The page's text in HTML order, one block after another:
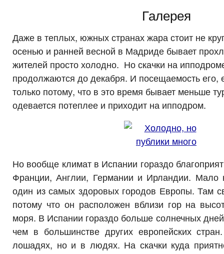
Галерея
Даже в теплых, южных странах жара стоит не
осенью и ранней весной в Мадриде бывает
жителей просто холодно. Но скачки на
продолжаются до декабря. И посещаемость его,
только потому, что в это время бывает меньше
одевается потеплее и приходит на ипподром.
Но вообще климат в Испании гораздо
Франции, Англии, Германии и Ирландии. Мало
один из самых здоровых городов Европы. Там
потому что он расположен вблизи гор на
моря. В Испании гораздо больше солнечных
чем в большинстве других европейских
лошадях, но и в людях. На скачки куда